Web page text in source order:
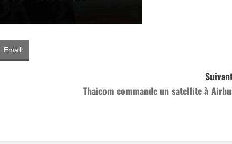
Email
Thaicom commande un satellite à